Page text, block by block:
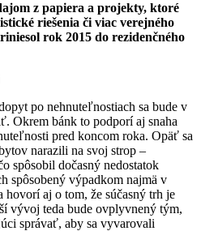
z papiera a projekty, ktoré
riešenia či viac verejného
rok 2015 do rezidenčného
po nehnuteľnostiach sa bude v
Okrem bánk to podporí aj snaha
pred koncom roka. Opäť sa
narazili na svoj strop –
spôsobil dočasný nedostatok
spôsobený výpadkom najmä v
aj o tom, že súčasný trh je
vývoj teda bude ovplyvnený tým,
správať, aby sa vyvarovali